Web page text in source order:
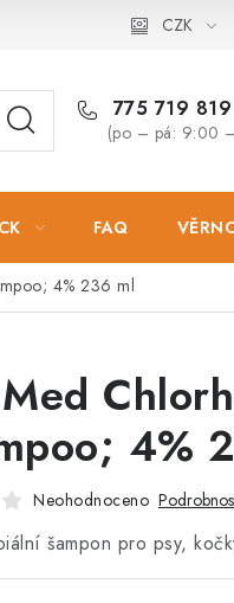
ochrany osobních údajů
CZK
775 719 819
(po – pá: 9:00
FAQ
4% 236 ml
4%
Neohodnoceno
šampon pro psy,